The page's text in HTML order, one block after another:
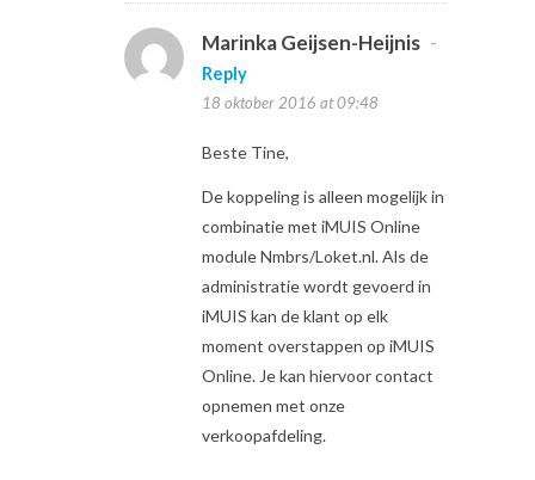
Marinka Geijsen-Heijnis -
Reply
18 oktober 2016 at 09:48
Beste Tine,
De koppeling is alleen mogelijk in
combinatie met iMUIS Online
module Nmbrs/Loket.nl. Als de
administratie wordt gevoerd in
iMUIS kan de klant op elk
moment overstappen op iMUIS
Online. Je kan hiervoor contact
opnemen met onze
verkoopafdeling.